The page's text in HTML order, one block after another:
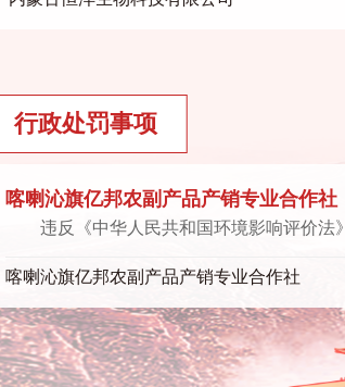
行政处罚事项
喀喇沁旗亿邦农副产品产销专业合作社
违反《中华人民共和国环境影响评价法》
喀喇沁旗亿邦农副产品产销专业合作社